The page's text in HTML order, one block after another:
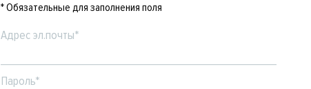
* Обязательные для заполнения поля
Адрес эл.почты*
Пароль*